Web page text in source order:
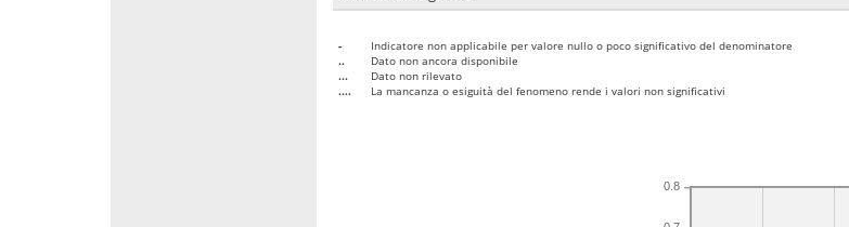
-
Indicatore non applicabile per valore nullo o poco significativo del denominatore
..
Dato non ancora disponibile
...
Dato non rilevato
....
La mancanza o esiguità del fenomeno rende i valori non significativi
0.8